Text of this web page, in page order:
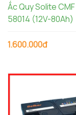
Ắc Quy Solite CMF
58014 (12V-80Ah)
1.600.000đ